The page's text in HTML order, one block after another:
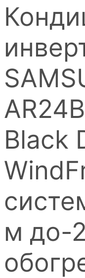
Black
м до-